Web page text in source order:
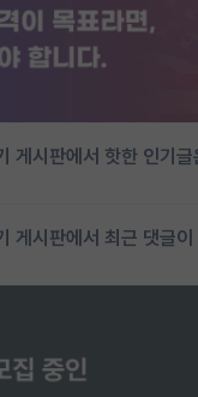
게시판에서 핫한 인기글
게시판에서 최근 댓글